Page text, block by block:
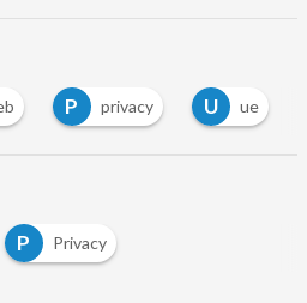
P privacy U ue
P Privacy